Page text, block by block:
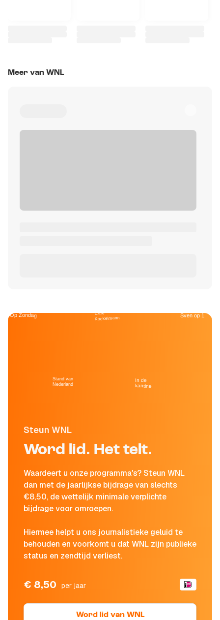
Meer van WNL
Steun WNL
Word lid. Het telt.
Waardeert u onze programma's? Steun WNL
dan met de jaarlijkse bijdrage van slechts
€8,50, de wettelijk minimale verplichte
bijdrage voor omroepen.
Hiermee helpt u ons journalistieke geluid te
behouden en voorkomt u dat WNL zijn publieke
status en zendtijd verliest.
€ 8,50 per jaar
Word lid van WNL
Op Zondag
Stand van
Nederland
Café
Kockelmann
In de
kantine
Sven op 1